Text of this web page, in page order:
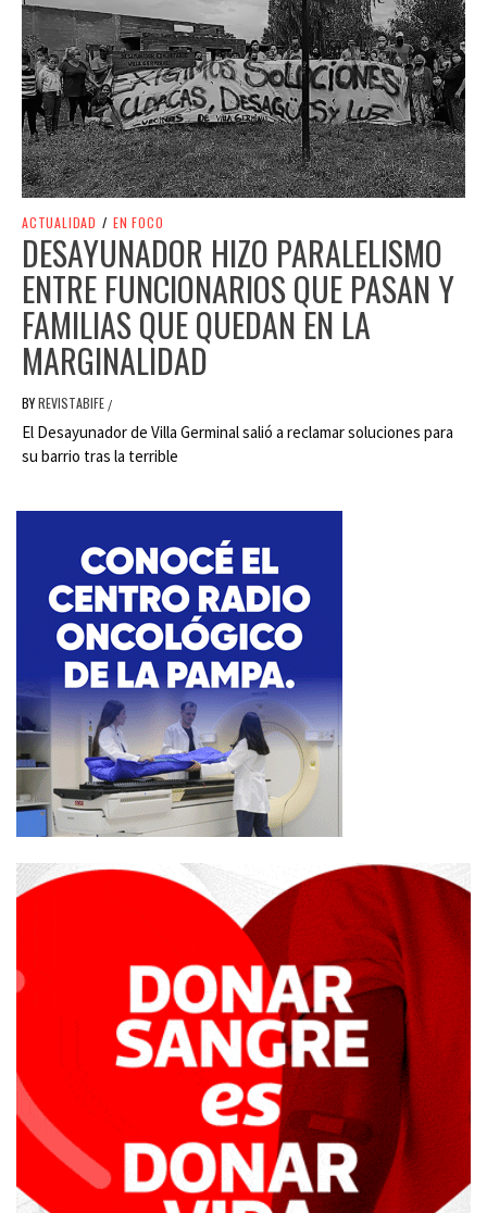
ACTUALIDAD / EN FOCO
DESAYUNADOR HIZO PARALELISMO
ENTRE FUNCIONARIOS QUE PASAN Y
FAMILIAS QUE QUEDAN EN LA
MARGINALIDAD
BYREVISTABIFE /
El Desayunador de Villa Germinal salió a reclamar soluciones para
su barrio tras la terrible